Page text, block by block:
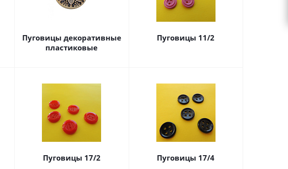
Пуговицы декоративные
пластиковые
Пуговицы 11/2
Пуговицы 17/2 Пуговицы 17/4